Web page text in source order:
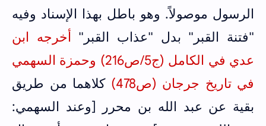
الرسول موصولاً. وهو باطل بهذا الإسناد وفيه
"فتنة القبر" بدل "عذاب القبر" أخرجه ابن
عدي في الكامل (ج5/ص216) و
حمزة السهمي
فيتاريخ جرجان (ص478)
كلاهما من طريق
بقية عن عبد الله بن محرر [وعند السهمي: